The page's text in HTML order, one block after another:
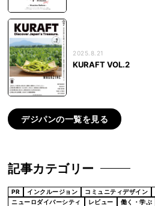
2025.8.21
KURAFT VOL.2
デジパンの一覧を見る
記事カテゴリー
PR インクルージョン コミュニティデザイン
ニューロダイバーシティ
レビュー 働く・学ぶ